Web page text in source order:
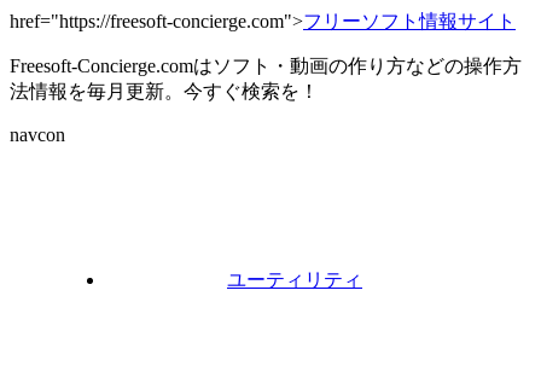
href="https://freesoft-concierge.com">フリーソフト情報サイト
Freesoft-Concierge.comはソフト・動画の作り方などの操作方
法情報を毎月更新。今すぐ検索を！
navcon
ユーティリティ